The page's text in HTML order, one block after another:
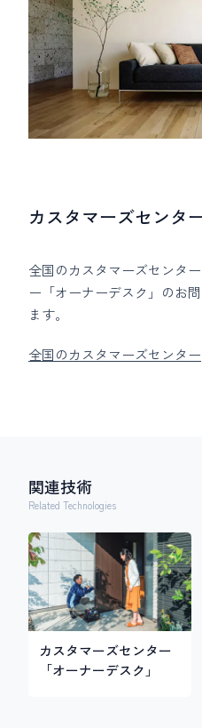
カスタマーズセンタ
全国のカスタマーズセンタ
ー「オーナーデスク」のお
ます。
全国のカスタマーズセンター
関連技術
Related Technologies
カスタマーズセンター
「オーナーデスク」